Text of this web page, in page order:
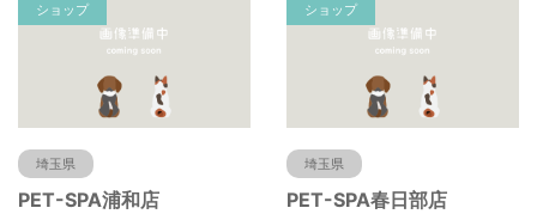
ショップ
埼玉県
PET-SPA浦和店
ショップ
埼玉県
PET-SPA春日部店